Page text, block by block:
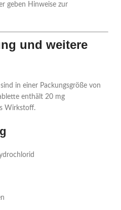
geben Hinweise zur
und weitere
sind in einer Packungsgröße von
enthält 20 mg
Wirkstoff.